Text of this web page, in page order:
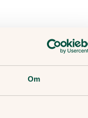
Om